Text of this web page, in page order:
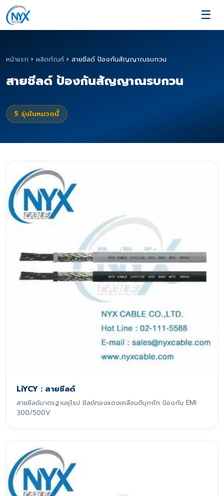
☰
หน้าแรก › ผลิตภัณฑ์ › สายชีลด์ ป้องกันสัญญาณรบกวน
สายชีลด์ ป้องกันสัญญาณรบกวน
5 รุ่นในหมวดนี้
LiYCY : สายชีลด์
สายชีลด์มาตรฐานยุโรป ชีลด์ทองแดงเคลือบดีบุกถัก ป้องกัน EMI
300/500V